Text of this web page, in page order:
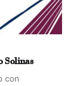
Solinas
con